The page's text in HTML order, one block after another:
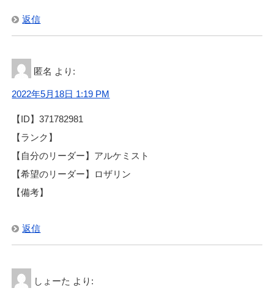
返信
匿名 より:
2022年5月18日 1:19 PM
【ID】371782981
【ランク】
【自分のリーダー】アルケミスト
【希望のリーダー】ロザリン
【備考】
返信
しょーた より: